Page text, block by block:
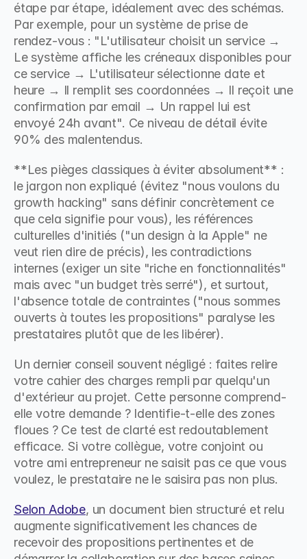
étape par étape, idéalement avec des schémas.
Par exemple, pour un système de prise de
rendez-vous : "L'utilisateur choisit un service →
Le système affiche les créneaux disponibles pour
ce service → L'utilisateur sélectionne date et
heure → Il remplit ses coordonnées → Il reçoit une
confirmation par email → Un rappel lui est
envoyé 24h avant". Ce niveau de détail évite
90% des malentendus.
**Les pièges classiques à éviter absolument** :
le jargon non expliqué (évitez "nous voulons du
growth hacking" sans définir concrètement ce
que cela signifie pour vous), les références
culturelles d'initiés ("un design à la Apple" ne
veut rien dire de précis), les contradictions
internes (exiger un site "riche en fonctionnalités"
mais avec "un budget très serré"), et surtout,
l'absence totale de contraintes ("nous sommes
ouverts à toutes les propositions" paralyse les
prestataires plutôt que de les libérer).
Un dernier conseil souvent négligé : faites relire
votre cahier des charges rempli par quelqu'un
d'extérieur au projet. Cette personne comprend-
elle votre demande ? Identifie-t-elle des zones
floues ? Ce test de clarté est redoutablement
efficace. Si votre collègue, votre conjoint ou
votre ami entrepreneur ne saisit pas ce que vous
voulez, le prestataire ne le saisira pas non plus.
Selon Adobe, un document bien structuré et relu
augmente significativement les chances de
recevoir des propositions pertinentes et de